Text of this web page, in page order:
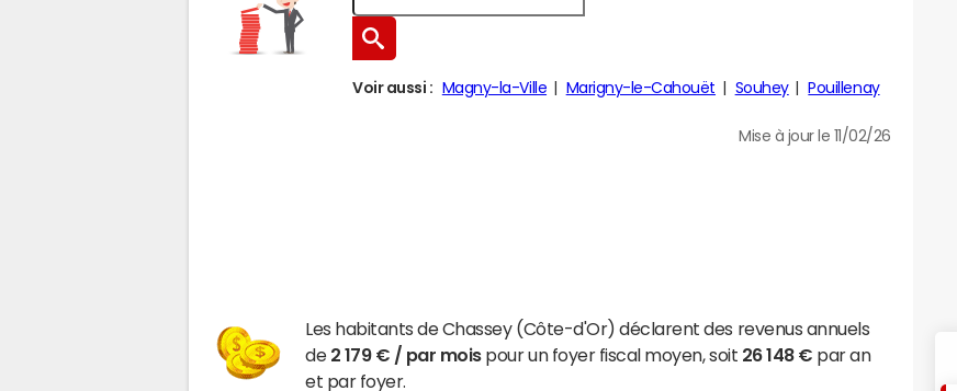
Voir aussi : Magny-la-Ville Marigny-le-Cahouët Souhey Pouillenay
Mise à jour le 11/02/26
Les habitants de Chassey (Côte-d'Or) déclarent des revenus annuels
de 2 179 € / par moispour un foyer fiscal moyen, soit 26 148 € par an
et par foyer.